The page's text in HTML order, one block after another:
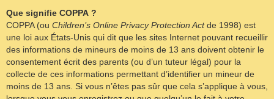
Que signifie COPPA ?
COPPA (ou Children’s Online Privacy Protection Actde 1998) est
une loi aux États-Unis qui dit que les sites Internet pouvant recueillir
des informations de mineurs de moins de 13 ans doivent obtenir le
consentement écrit des parents (ou d’un tuteur légal) pour la
collecte de ces informations permettant d’identifier un mineur de
moins de 13 ans. Si vous n’êtes pas sûr que cela s’applique à vous,